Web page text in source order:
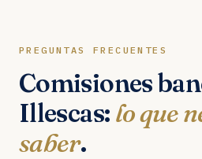
PREGUNTAS FRECUENTES
Comisiones
Illescas: lo que
saber.